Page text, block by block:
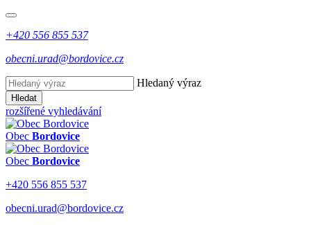
+420 556 855 537
obecni.urad@bordovice.cz
Hledaný výraz
Hledat
rozšířené vyhledávání
Obec Bordovice
Obec Bordovice
+420 556 855 537
obecni.urad@bordovice.cz